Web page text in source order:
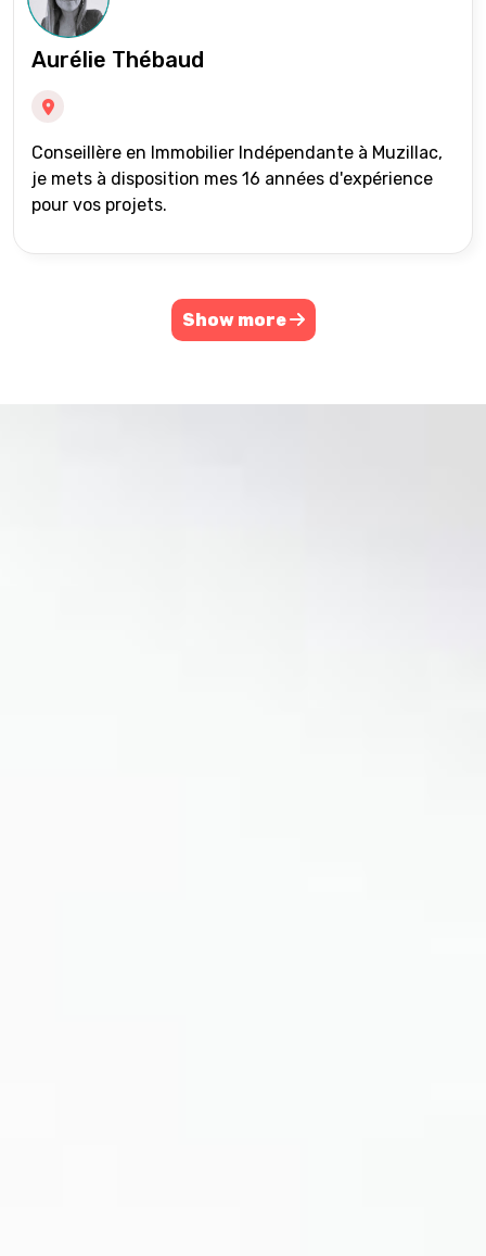
Aurélie Thébaud
Conseillère en Immobilier Indépendante à Muzillac,
je mets à disposition mes 16 années d'expérience
pour vos projets.
Show more